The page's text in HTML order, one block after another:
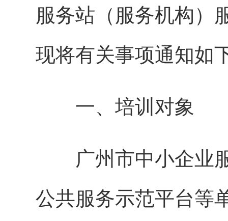
服务站（服务机构）
现将有关事项通知如
一、培训对象
广州市中小企业服
公共服务示范平台等